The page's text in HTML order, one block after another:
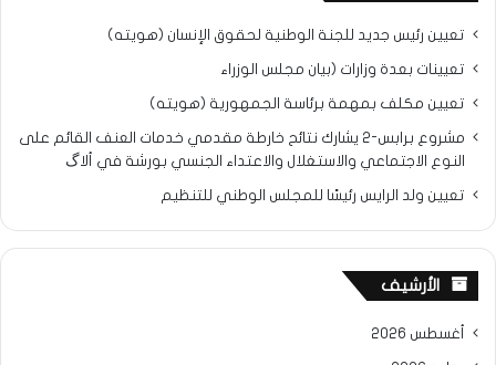
تعيين رئيس جديد للجنة الوطنية لحقوق الإنسان (هويته)
تعيينات بعدة وزارات (بيان مجلس الوزراء
تعيين مكلف بمهمة برئاسة الجمهورية (هويته)
مشروع برابس-2 يشارك نتائح خارطة مقدمي خدمات العنف القائم على
النوع الاجتماعي والاستغلال والاعتداء الجنسي بورشة في ألاگ
تعيين ولد الرايس رئيسًا للمجلس الوطني للتنظيم
الأرشيف
أغسطس 2026